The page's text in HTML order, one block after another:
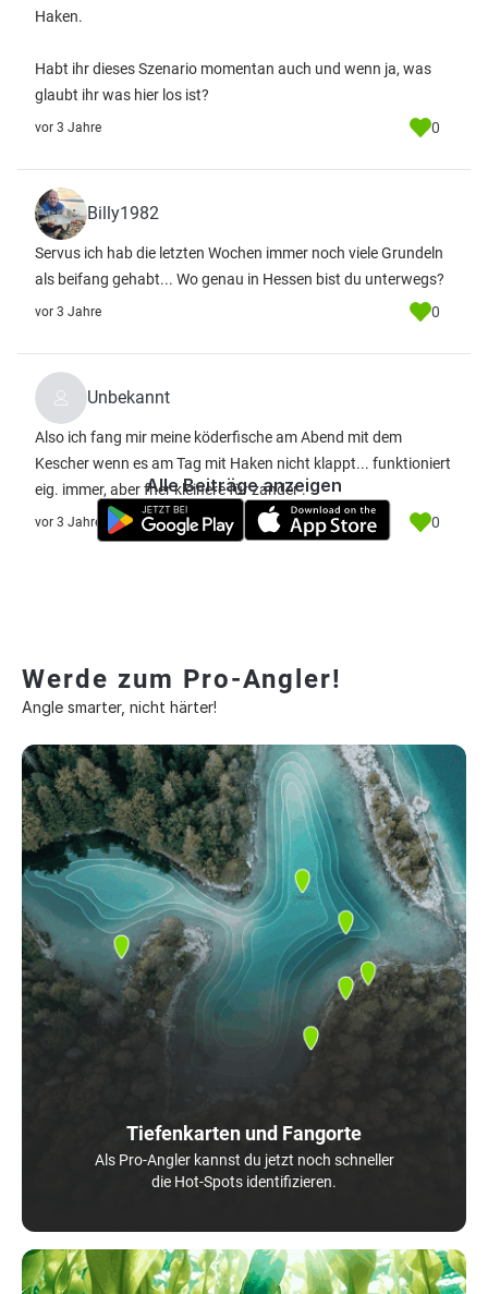
Haken.
Habt ihr dieses Szenario momentan auch und wenn ja, was
glaubt ihr was hier los ist?
vor 3 Jahre 0
Billy1982
Servus ich hab die letzten Wochen immer noch viele Grundeln
als beifang gehabt... Wo genau in Hessen bist du unterwegs?
vor 3 Jahre 0
Unbekannt
Also ich fang mir meine köderfische am Abend mit dem
Kescher wenn es am Tag mit Haken nicht klappt... funktioniert
eig. immer, aber fher kleinere für zander .
vor 3 Jahre 0
Alle Beiträge anzeigen
Werde zum Pro-Angler!
Angle smarter, nicht härter!
Tiefenkarten und Fangorte
Als Pro-Angler kannst du jetzt noch schneller
die Hot-Spots identifizieren.